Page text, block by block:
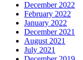
December 2022
February 2022
January 2022
December 2021
August 2021
July 2021